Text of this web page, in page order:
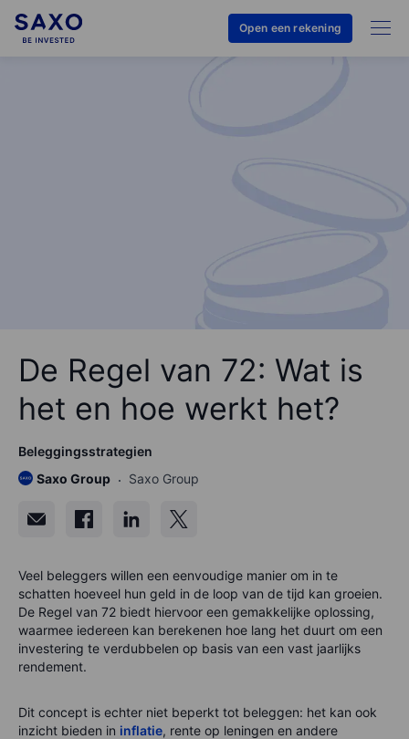
Open een rekening
De Regel van 72: Wat is
het en hoe werkt het?
Beleggingsstrategien
Saxo Group
Saxo Group
Veel beleggers willen een eenvoudige manier om in te
schatten hoeveel hun geld in de loop van de tijd kan groeien.
De Regel van 72 biedt hiervoor een gemakkelijke oplossing,
waarmee iedereen kan berekenen hoe lang het duurt om een
investering te verdubbelen op basis van een vast jaarlijks
rendement.
Dit concept is echter niet beperkt tot beleggen: het kan ook
inzicht bieden in inflatie, rente op leningen en andere